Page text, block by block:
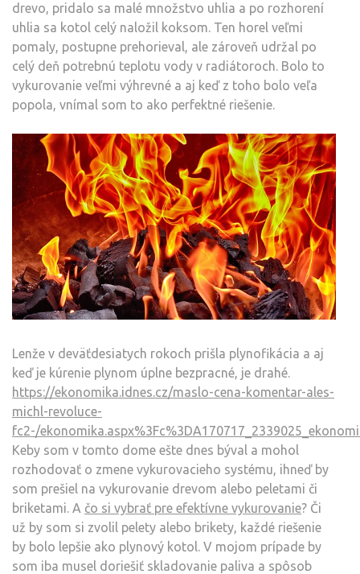
drevo, pridalo sa malé množstvo uhlia a po rozhorení
uhlia sa kotol celý naložil koksom. Ten horel veľmi
pomaly, postupne prehorieval, ale zároveň udržal po
celý deň potrebnú teplotu vody v radiátoroch. Bolo to
vykurovanie veľmi výhrevné a aj keď z toho bolo veľa
popola, vnímal som to ako perfektné riešenie.
Lenže v deväťdesiatych rokoch prišla plynofikácia a aj
keď je kúrenie plynom úplne bezpracné, je drahé.
https://ekonomika.idnes.cz/maslo-cena-komentar-ales-
michl-revoluce-
fc2-/
Keby som v tomto dome ešte dnes býval a mohol
rozhodovať o zmene vykurovacieho systému, ihneď by
som prešiel na vykurovanie drevom alebo peletami či
briketami. A čo si vybrať pre efektívne vykurovanie? Či
už by som si zvolil pelety alebo brikety, každé riešenie
by bolo lepšie ako plynový kotol. V mojom prípade by
som iba musel doriešiť skladovanie paliva a spôsob